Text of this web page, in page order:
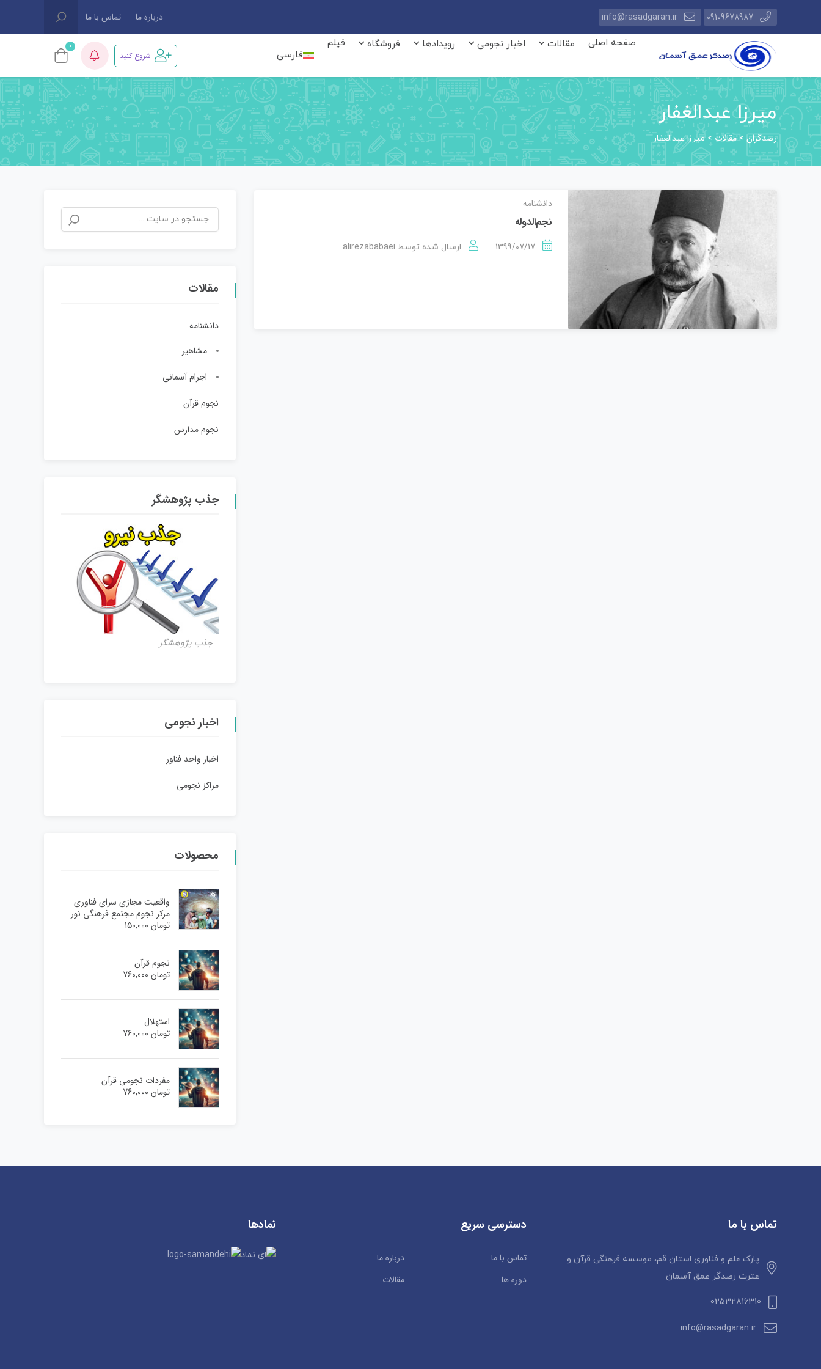
09109678987
info@rasadgaran.ir درباره ما تماس با ما
صفحه اصلی مقالات اخبار نجومی رویدادها فروشگاه
فیلم
فارسی
شروع کنید
0
میرزا عبدالغفار
رصدگران >مقالات >میرزا عبدالغفار
دانشنامه
نجم‌الدوله
1399/07/17 ارسال شده توسط alirezababaei
مقالات
دانشنامه
مشاهیر
اجرام آسمانی
نجوم قرآن
نجوم مدارس
جذب پژوهشگر
جذب پژوهشگر
اخبار نجومی
اخبار واحد فناور
مراکز نجومی
محصولات
واقعیت مجازی سرای فناوری
مرکز نجوم مجتمع فرهنگی نور
تومان
نجوم قرآن
تومان
استهلال
تومان
مفردات نجومی قرآن
تومان
تماس با ما
پارک علم و فناوری استان قم، موسسه فرهنگی قرآن و
عترت رصدگر عمق آسمان
02532816310
info@rasadgaran.ir
دسترسی سریع
تماس با ما
درباره ما
دوره ها
مقالات
نمادها